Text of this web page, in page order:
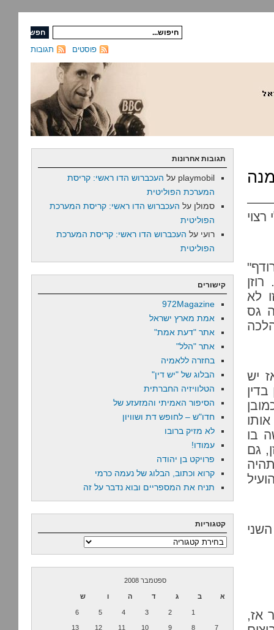
תגובות פוסטים
לא
גס
יש
בו
גם
אז,
תגובות אחרונות
playmobil על העכברוש הדו ראשי: קריסת
המערכת הפוליטית
סמולן על העכברוש הדו ראשי: קריסת המערכת
הפוליטית
רועי על העכברוש הדו ראשי: קריסת המערכת
הפוליטית
קישורים
972Magazine
אמת מארץ ישראל
אתר "דעת אמת"
אתר "הלל"
בחזרה ללאמיה
הבלוג של "יש דין"
הטלוויזיה החברתית
הסיפור האמיתי והמזעזע של
חדו"ש – לחופש דת ושוויון
לא מזיק ברובו
עמודו!
פרויקט בן יהודה
קרוא וכתוב, הבלוג של נעמה כרמי
תניח את המספריים ובוא נדבר על זה
קטגוריות
קטגוריות
ספטמבר 2008
א ב ג ד ה ו ש
1
2
3
4
5
6
7
8
9
10
11
12
13